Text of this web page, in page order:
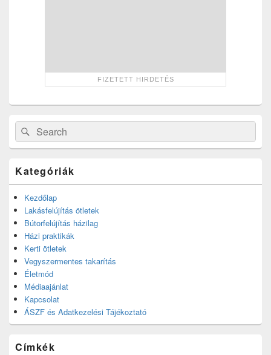
Search
for:
Search
Kategóriák
Kezdőlap
Lakásfelújítás ötletek
Bútorfelújítás házilag
Házi praktikák
Kerti ötletek
Vegyszermentes takarítás
Életmód
Médiaajánlat
Kapcsolat
ÁSZF és Adatkezelési Tájékoztató
Címkék